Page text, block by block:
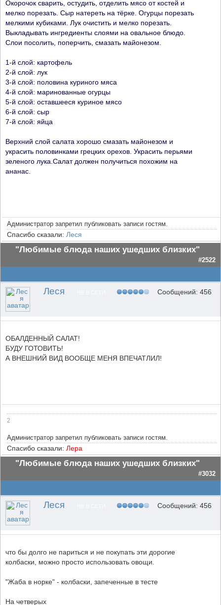
Окорочок сварить, остудить, отделить мясо от костей и
мелко порезать. Сыр натереть на тёрке. Огурцы порезать
мелкими кубиками. Лук очистить и мелко порезать.
Выкладывать ингредиенты слоями на овальное блюдо.
Слои посолить, поперчить, смазать майонезом.
1-й слой: картофель
2-й слой: лук
3-й слой: половина куриного мяса
4-й слой: маринованные огурцы
5-й слой: оставшееся куриное мясо
6-й слой: сыр
7-й слой: яйца
Верхний слой салата хорошо смазать майонезом и
украсить половинками грецких орехов. Украсить перьями
зеленого лука.Салат должен получиться похожим на
ананас.
Администратор запретил публиковать записи гостям.
Спасибо сказали: Леся
"Любимые блюда наших ушедших близких"
#2522
Леся Сообщений: 456
ОБАЛДЕННЫЙ САЛАТ!
БУДУ ГОТОВИТЬ!
А ВНЕШНИЙ ВИД ВООБЩЕ МЕНЯ ВПЕЧАТЛИЛ!
2
Администратор запретил публиковать записи гостям.
Спасибо сказали: Лера
"Любимые блюда наших ушедших близких"
#3032
Леся Сообщений: 456
что бы долго не париться и не покупать эти дорогие
колбаски, можно просто использовать овощи.
"Жаба в норке" - колбаски, запеченные в тесте
На четверых